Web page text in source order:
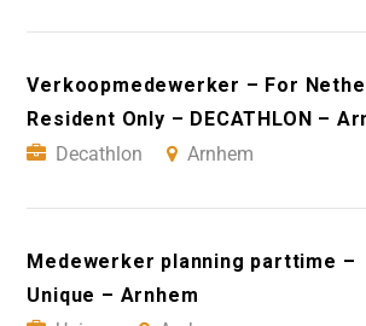
Verkoopmedewerker – For
Resident Only – DECATHLON –
Decathlon
Arnhem
Medewerker planning parttime –
Unique – Arnhem